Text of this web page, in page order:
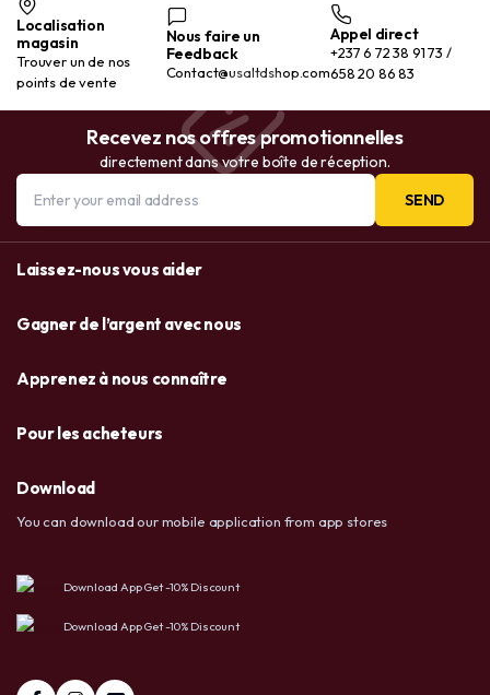
Localisation
magasin
Trouver un de nos
points de vente
Nous faire un
Feedback
Contact@usaltdshop.com
Appel direct
+237 6 72 38 91 73 /
658 20 86 83
Recevez nos offres promotionnelles
directement dans votre boîte de réception.
SEND
Laissez-nous vous aider
Gagner de l’argent avec nous
Apprenez à nous connaître
Pour les acheteurs
Download
You can download our mobile application from app stores
Download App Get -10% Discount
Download App Get -10% Discount